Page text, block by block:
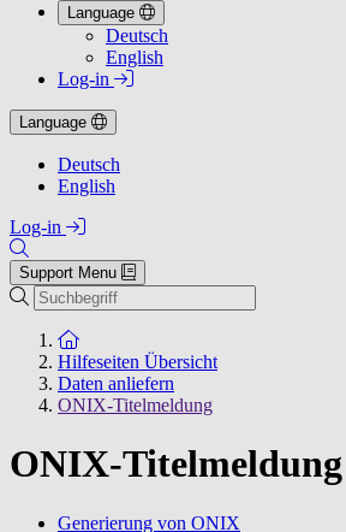
Language
Deutsch
English
Log-in
Language
Deutsch
English
Log-in
Support Menu
Suchen
Zur Startseite
Hilfeseiten Übersicht
Daten anliefern
ONIX-Titelmeldung
ONIX-Titelmeldung
Generierung von ONIX